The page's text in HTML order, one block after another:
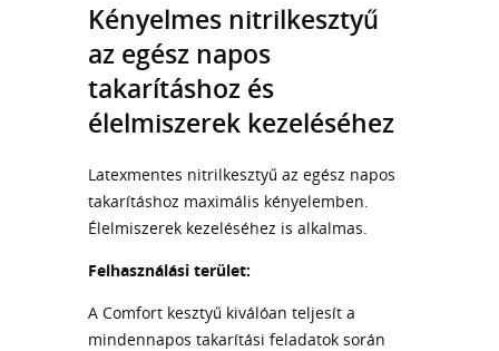
Kényelmes nitrilkesztyű
az egész napos
takarításhoz és
élelmiszerek kezeléséhez
Latexmentes nitrilkesztyű az egész napos
takarításhoz maximális kényelemben.
Élelmiszerek kezeléséhez is alkalmas.
Felhasználási terület:
A Comfort kesztyű kiválóan teljesít a
mindennapos takarítási feladatok során